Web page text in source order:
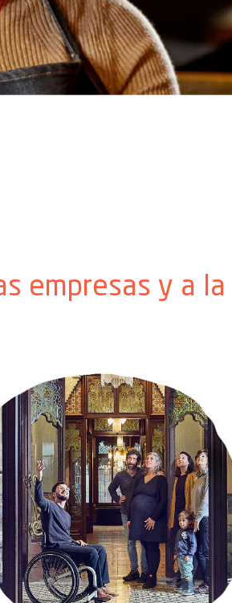
empresas y a la